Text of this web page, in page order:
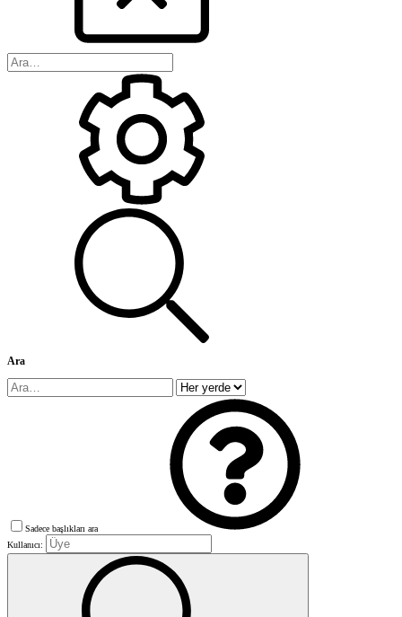
Ara
Sadece başlıkları ara
Kullanıcı: